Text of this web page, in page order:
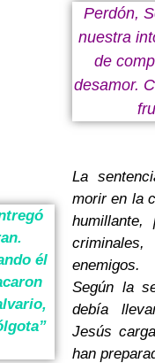
Perdón,
nuestra
de
desamor.
él
La
morir en la
humillante,
enemigos.
Según la
debía
Jesús
han